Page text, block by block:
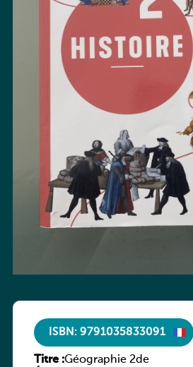
ISBN: 9791035833091
Titre :Géographie 2de